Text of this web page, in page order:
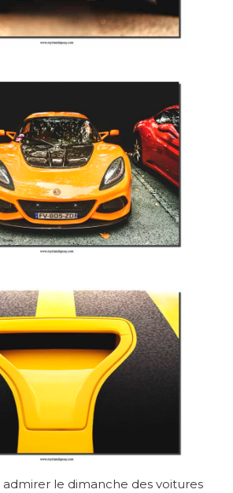
admirer le dimanche des voitures